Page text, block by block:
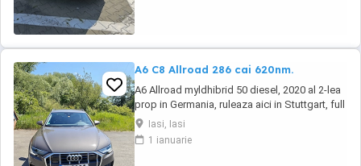
A6 C8 Allroad 286 cai 620nm.
A6 Allroad myldhibrid 50 diesel, 2020 al 2-lea
prop in Germania, ruleaza aici in Stuttgart, full
istoric service pachet bussiness. Nu fac
schimburi!!! !!! detalii
Iasi, Iasi
1 ianuarie